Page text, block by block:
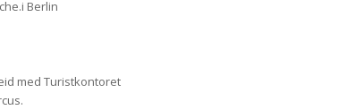
Berlin
med Turistkontoret